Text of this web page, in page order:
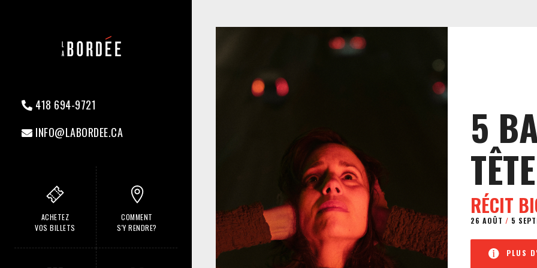
418 694-9721
INFO@LABORDEE.CA
ACHETEZ
VOS BILLETS
COMMENT
S'Y RENDRE?
5
TÊTE
RÉCIT
26 AOÛT / 5
PLUS